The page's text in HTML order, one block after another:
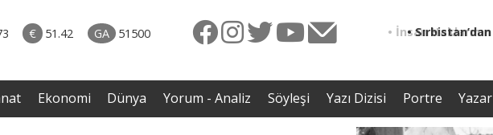
€ 51.42 GA 51500
06.08.2026 • Yorum - Analiz
• İnsan Haklarının Hakkettiği İlgi ve Hakketmediği
İlgisizlik|Zeki Savaş
•
Ekonomi Dünya Yorum - Analiz Söyleşi Yazı Dizisi Portre